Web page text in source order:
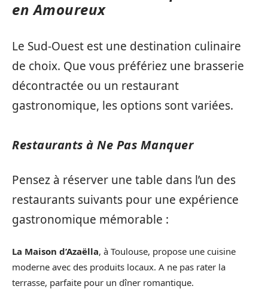
en Amoureux
Le Sud-Ouest est une destination culinaire
de choix. Que vous préfériez une brasserie
décontractée ou un restaurant
gastronomique, les options sont variées.
Restaurants à Ne Pas Manquer
Pensez à réserver une table dans l’un des
restaurants suivants pour une expérience
gastronomique mémorable :
La Maison d’Azaëlla, à Toulouse, propose une cuisine
moderne avec des produits locaux. A ne pas rater la
terrasse, parfaite pour un dîner romantique.